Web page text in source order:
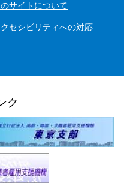
のサイトについて
セシビリティへの対応
ク